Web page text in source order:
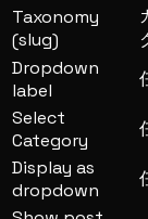
Taxonomy
(slug)
Dropdown
label
Select
Category
Display as
dropdown